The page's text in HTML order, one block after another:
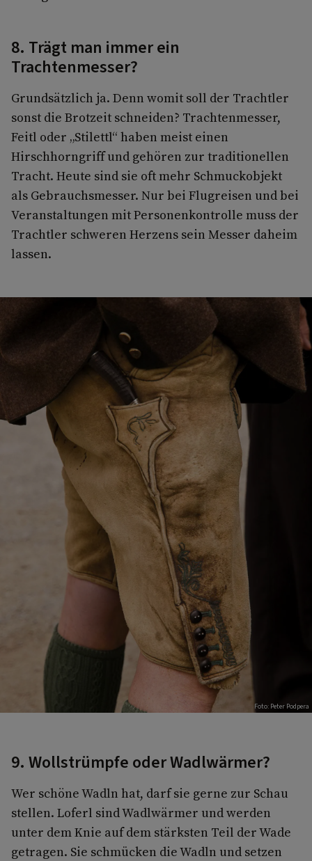
8. Trägt man immer ein
Trachtenmesser?
Grundsätzlich ja. Denn womit soll der Trachtler
sonst die Brotzeit schneiden? Trachtenmesser,
Feitl oder „Stilettl“ haben meist einen
Hirschhorngriff und gehören zur traditionellen
Tracht. Heute sind sie oft mehr Schmuckobjekt
als Gebrauchsmesser. Nur bei Flugreisen und bei
Veranstaltungen mit Personenkontrolle muss der
Trachtler schweren Herzens sein Messer daheim
lassen.
Foto: Peter Podpera
9. Wollstrümpfe oder Wadlwärmer?
Wer schöne Wadln hat, darf sie gerne zur Schau
stellen. Loferl sind Wadlwärmer und werden
unter dem Knie auf dem stärksten Teil der Wade
getragen. Sie schmücken die Wadln und setzen